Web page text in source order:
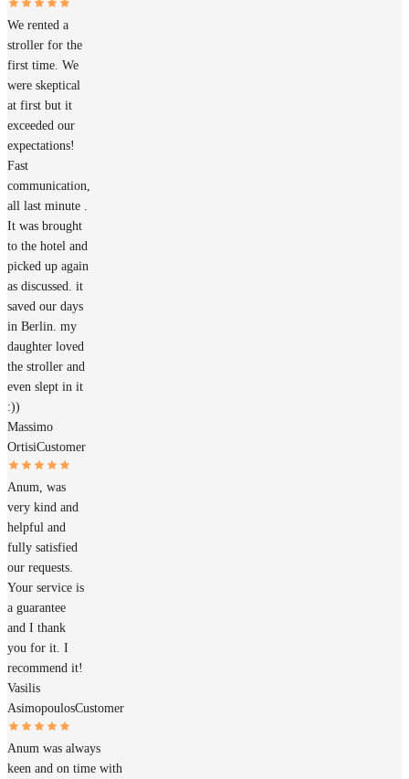
We rented a
stroller for the
first time. We
were skeptical
at first but it
exceeded our
expectations!
Fast
communication,
all last minute .
It was brought
to the hotel and
picked up again
as discussed. it
saved our days
in Berlin. my
daughter loved
the stroller and
even slept in it
:))
Massimo
OrtisiCustomer
Anum, was
very kind and
helpful and
fully satisfied
our requests.
Your service is
a guarantee
and I thank
you for it. I
recommend it!
Vasilis
AsimopoulosCustomer
Anum was always
keen and on time with